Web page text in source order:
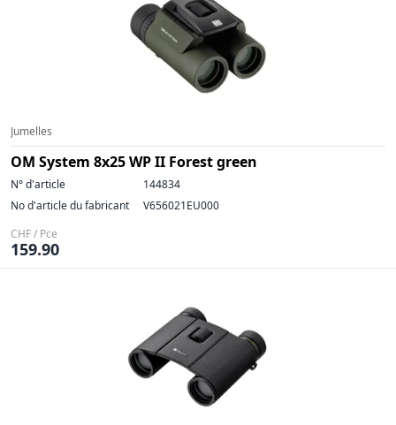
Jumelles
OM System 8x25 WP II Forest green
N° d'article
144834
No d'article du fabricant
V656021EU000
CHF / Pce
159.90